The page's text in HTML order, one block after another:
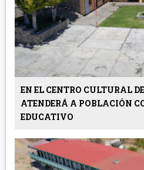
EN EL CENTRO CULTURAL
ATENDERÁ A POBLACIÓN
EDUCATIVO